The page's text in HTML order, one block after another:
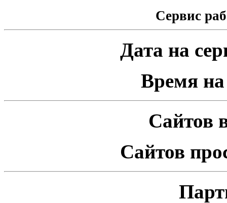
Сервис
Дата на
Время на
Сайтов
Сайтов